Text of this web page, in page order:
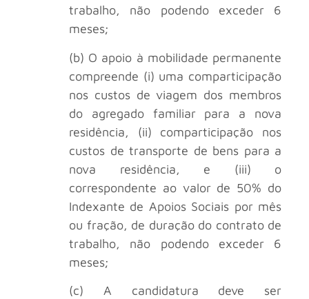
trabalho, não podendo exceder 6
meses;
(b) O apoio à mobilidade permanente
compreende (i) uma comparticipação
nos custos de viagem dos membros
do agregado familiar para a nova
residência, (ii) comparticipação nos
custos de transporte de bens para a
nova residência, e (iii) o
correspondente ao valor de 50% do
Indexante de Apoios Sociais por mês
ou fração, de duração do contrato de
trabalho, não podendo exceder 6
meses;
(c) A candidatura deve ser